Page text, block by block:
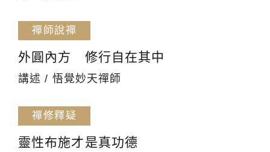
禪師說禪
外圓內方 修行自在其中
講述 / 悟覺妙天禪師
禪修釋疑
靈性布施才是真功德